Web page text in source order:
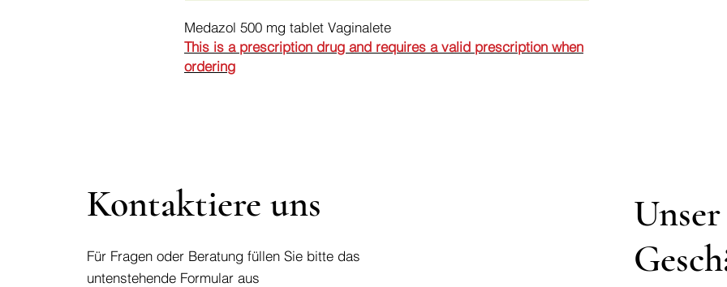
Medazol 500 mg tablet Vaginalete
This is a prescription drug and requires a valid prescription when
ordering
Kontaktiere uns
Für Fragen oder Beratung füllen Sie bitte das
untenstehende Formular aus
Unser